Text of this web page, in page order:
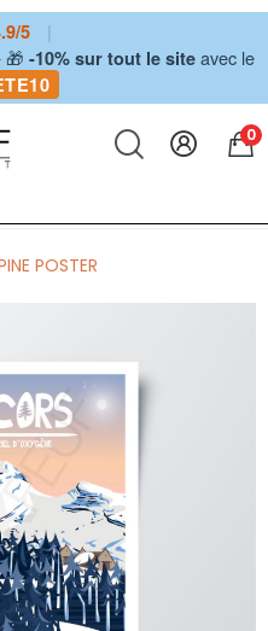
5
|
🎁 -10% sur tout le siteavec le
0
POSTER